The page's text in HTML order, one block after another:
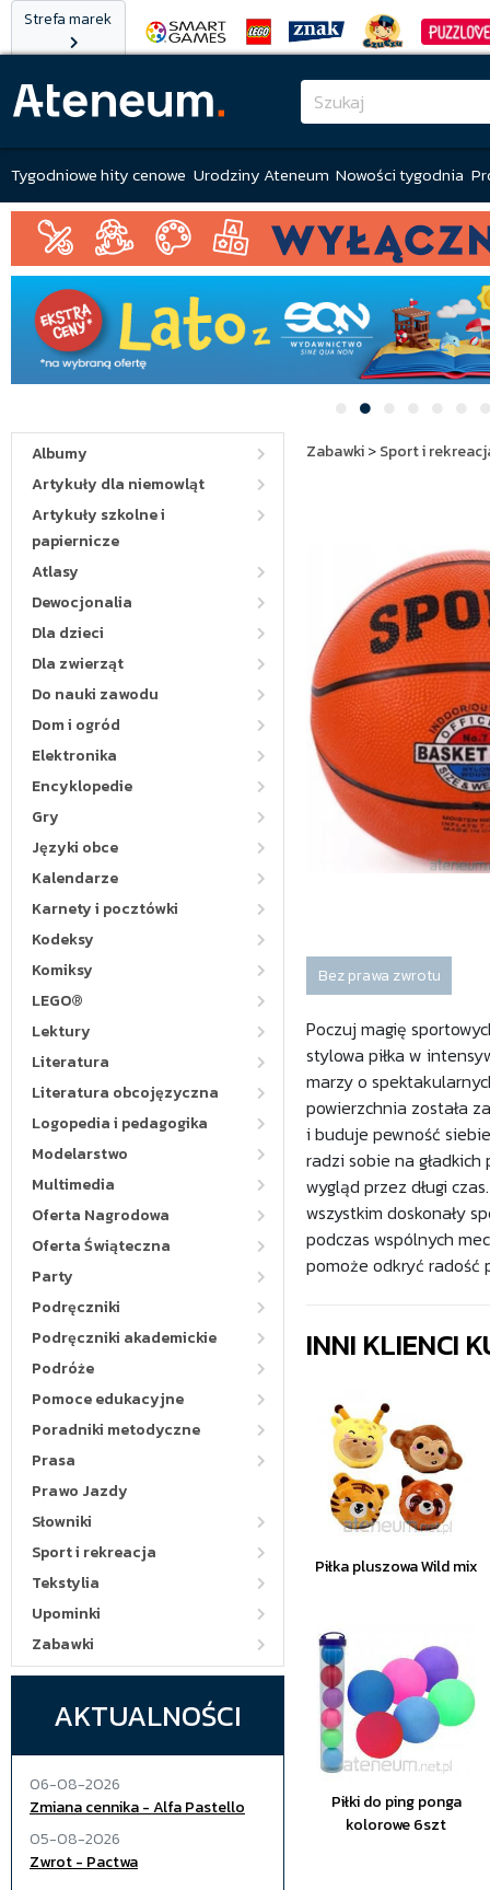
Strefa marek
Tygodniowe hity cenowe Urodziny Ateneum Nowości tygodnia
Albumy
Artykuły dla niemowląt
Artykuły szkolne i
papiernicze
Atlasy
Dewocjonalia
Dla dzieci
Dla zwierząt
Do nauki zawodu
Dom i ogród
Elektronika
Encyklopedie
Gry
Języki obce
Kalendarze
Karnety i pocztówki
Kodeksy
Komiksy
LEGO®
Lektury
Literatura
Literatura obcojęzyczna
Logopedia i pedagogika
Modelarstwo
Multimedia
Oferta Nagrodowa
Oferta Świąteczna
Party
Podręczniki
Podręczniki akademickie
Podróże
Pomoce edukacyjne
Poradniki metodyczne
Prasa
Prawo Jazdy
Słowniki
Sport i rekreacja
Tekstylia
Upominki
Zabawki
AKTUALNOŚCI
06-08-2026
Zmiana cennika - Alfa Pastello
05-08-2026
Zwrot - Pactwa
Zabawki>Sport i
Bez prawa zwrotu
Poczuj magię
stylowa piłka w
marzy o
powierzchnia została
i buduje pewność
radzi sobie na
wygląd przez długi
wszystkim doskonały
podczas wspólnych
pomoże odkryć radość
INNI KLIENCI
Piłka pluszowa Wild mix
Piłki do ping ponga
kolorowe 6szt